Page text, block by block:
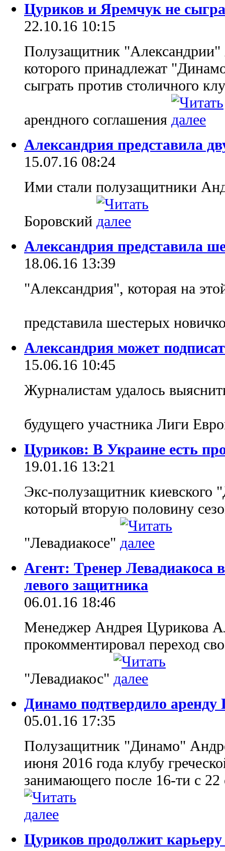
Цуриков и Яремчук не
22.10.16 10:15
Полузащитник
которого принадлежат
сыграть против столичного
арендного соглашения
Александрия представила
15.07.16 08:24
Ими стали полузащитники
Боровский
Александрия представила
18.06.16 13:39
"Александрия", которая на
представила шестерых
Александрия может
15.06.16 10:45
Журналистам удалось
будущего участника Лиги
Цуриков: В Украине есть
19.01.16 13:21
Экс-полузащитник
который вторую половину
"Левадиакосе"
Агент: Тренер Левадиакоса
левого защитника
06.01.16 18:46
Менеджер Андрея Цурикова
прокомментировал переход
"Левадиакос"
Динамо подтвердило
05.01.16 17:35
Полузащитник "Динамо"
июня 2016 года клубу
занимающего после 16-ти с
Цуриков продолжит